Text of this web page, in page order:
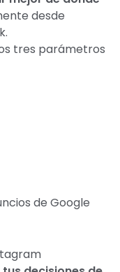
desde
tres parámetros
de Google